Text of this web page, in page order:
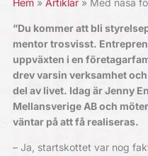
Hem
Artiklar Med näsa
”Du kommer att bli
mentor trosvisst.
uppväxten i en
drev varsin verksamhet
del av livet. Idag är Jenny
Mellansverige AB och
väntar på att få realiseras.
– Ja, startskottet var nog